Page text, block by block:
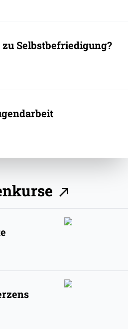
Selbstbefriedigung?